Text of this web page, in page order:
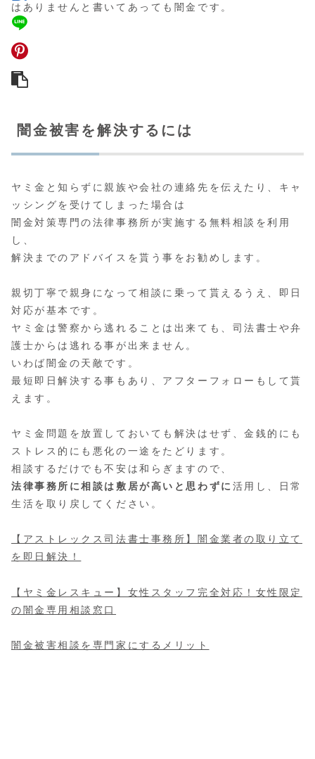
はありませんと書いてあっても闇金です。
闇金被害を解決するには
ヤミ金と知らずに親族や会社の連絡先を伝えたり、キャ
ッシングを受けてしまった場合は
闇金対策専門の法律事務所が実施する無料相談 を利用
し、
解決までのアドバイスを貰う事をお勧めします。
親切丁寧で親身になって相談に乗って貰えるうえ、即日
対応が基本です。
ヤミ金は警察から逃れることは出来ても、司法書士や弁
護士からは逃れる事が出来ません。
いわば闇金の天敵です。
最短即日解決する事もあり、アフターフォローもして貰
えます。
ヤミ金問題を放置しておいても解決はせず、金銭的にも
ストレス的にも悪化の一途をたどります。
相談するだけでも不安は和らぎますので、
法律事務所に相談は敷居が高いと思わずに 活用し、日常
生活を取り戻してください。
【アストレックス司法書士事務所】闇金業者の取り立て
を即日解決！
【ヤミ金レスキュー】女性スタッフ完全対応！女性限定
の闇金専用相談窓口
闇金被害相談を専門家にするメリット